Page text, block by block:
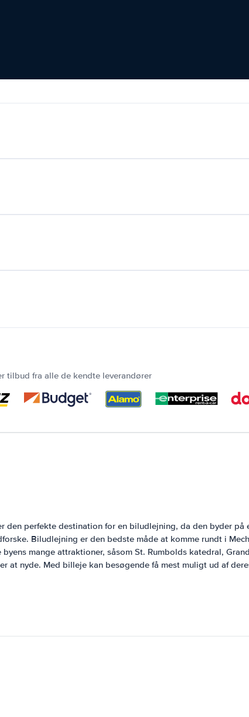
tilbud fra alle de kendte leverandører
den perfekte destination for en biludlejning, da den byder
Biludlejning er den bedste måde at komme rundt i
mange attraktioner, såsom St. Rumbolds katedral,
nyde. Med billeje kan besøgende få mest muligt ud af